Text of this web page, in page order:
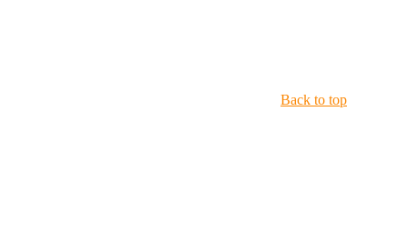
Back to top